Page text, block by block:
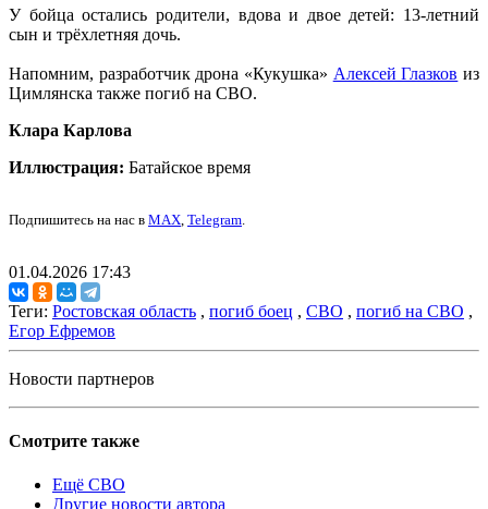
У бойца остались родители, вдова и двое детей: 13-летний
сын и трёхлетняя дочь.
Напомним, разработчик дрона «Кукушка» Алексей Глазков из
Цимлянска также погиб на СВО.
Клара Карлова
Иллюстрация: Батайское время
Подпишитесь на нас в MAX, Telegram.
01.04.2026 17:43
Теги: Ростовская область , погиб боец , СВО , погиб на СВО ,
Егор Ефремов
Новости партнеров
Смотрите также
Ещё СВО
Другие новости автора